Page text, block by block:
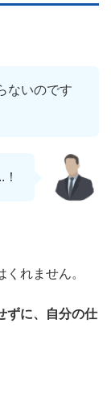
ないのです
れません。
ずに、自分の仕